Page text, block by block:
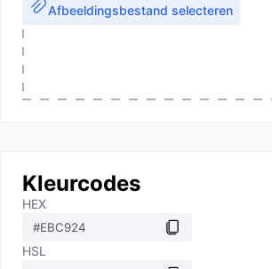
Afbeeldingsbestand selecteren
Kleurcodes
HEX
HSL